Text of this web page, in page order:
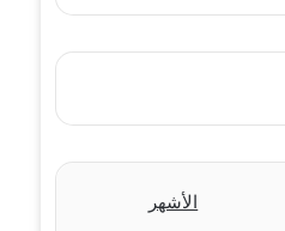
الأشهر